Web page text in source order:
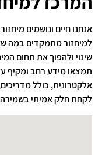
אנחנו חיים ונושמים
למיחזור מתמקדים במה
שינוי ולהפוך את תחום
תמצאו מידע רחב ומקיף
אלקטרונית, כולל
לקחת חלק אמיתי